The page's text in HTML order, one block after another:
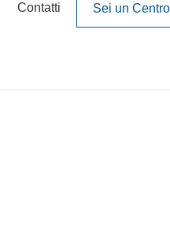
Contatti Sei un